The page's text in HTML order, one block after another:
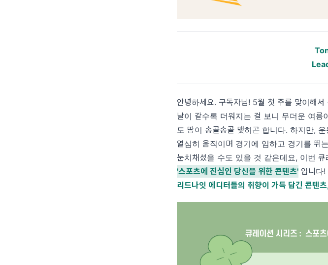
안녕하세요. 구독자님! 5월 첫 주를 맞이해
날이 갈수록 더워지는 걸 보니 무더운 여
도 땀이 송골송골 맺히곤 합니다. 하지만,
열심히 움직이며 경기에 임하고 경기를 뛰
눈치채셨을 수도 있을 것 같은데요, 이번
'스포츠에 진심인 당신을 위한 콘텐츠' 입니다!
리드나잇 에디터들의 취향이 가득 담긴 콘텐